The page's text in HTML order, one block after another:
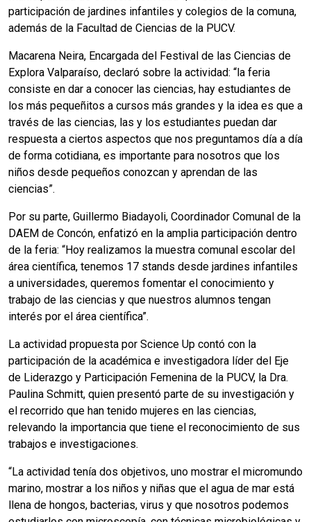
participación de jardines infantiles y colegios de la comuna,
además de la Facultad de Ciencias de la PUCV.
Macarena Neira, Encargada del Festival de las Ciencias de
Explora Valparaíso, declaró sobre la actividad: “la feria
consiste en dar a conocer las ciencias, hay estudiantes de
los más pequeñitos a cursos más grandes y la idea es que a
través de las ciencias, las y los estudiantes puedan dar
respuesta a ciertos aspectos que nos preguntamos día a día
de forma cotidiana, es importante para nosotros que los
niños desde pequeños conozcan y aprendan de las
ciencias”.
Por su parte, Guillermo Biadayoli, Coordinador Comunal de la
DAEM de Concón, enfatizó en la amplia participación dentro
de la feria: “Hoy realizamos la muestra comunal escolar del
área científica, tenemos 17 stands desde jardines infantiles
a universidades, queremos fomentar el conocimiento y
trabajo de las ciencias y que nuestros alumnos tengan
interés por el área científica”.
La actividad propuesta por Science Up contó con la
participación de la académica e investigadora líder del Eje
de Liderazgo y Participación Femenina de la PUCV, la Dra.
Paulina Schmitt, quien presentó parte de su investigación y
el recorrido que han tenido mujeres en las ciencias,
relevando la importancia que tiene el reconocimiento de sus
trabajos e investigaciones.
“La actividad tenía dos objetivos, uno mostrar el micromundo
marino, mostrar a los niños y niñas que el agua de mar está
llena de hongos, bacterias, virus y que nosotros podemos